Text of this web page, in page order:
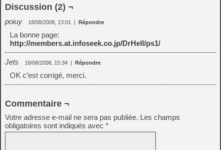
Discussion (2) ¬
poiuy 18/08/2008, 13:01 | Répondre
La bonne page:
http://members.at.infoseek.co.jp/DrHell/ps1/
Jets 18/08/2008, 15:34 | Répondre
OK c’est corrigé, merci.
Commentaire ¬
Votre adresse e-mail ne sera pas publiée. Les champs
obligatoires sont indiqués avec *